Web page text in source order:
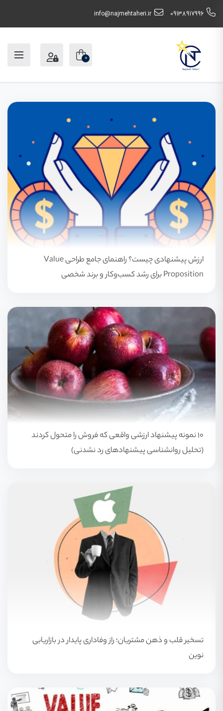
09138917996
info@najmehtaheri.ir
0
ارزش پیشنهادی چیست؟ راهنمای جامع طراحی Value
Proposition برای رشد کسب‌وکار و برند شخصی
۱۰ نمونه پیشنهاد ارزشی واقعی که فروش را متحول کردند
(تحلیل روانشناسی پیشنهادهای رد نشدنی)
تسخیر قلب و ذهن مشتریان؛ راز وفاداری پایدار در بازاریابی
نوین